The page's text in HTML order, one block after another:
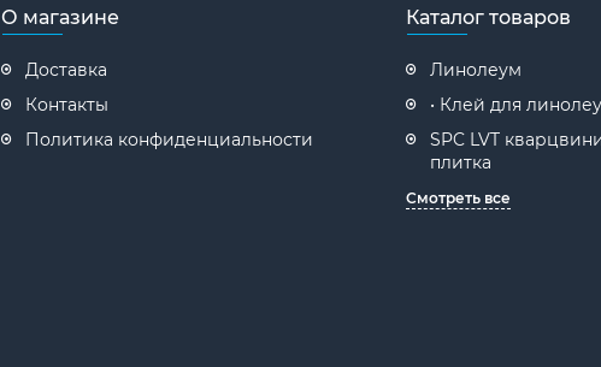
О магазине
Доставка
Контакты
Политика конфиденциальности
Каталог товаров
Линолеум
• Клей для
SPC LVT
плитка
Смотреть все